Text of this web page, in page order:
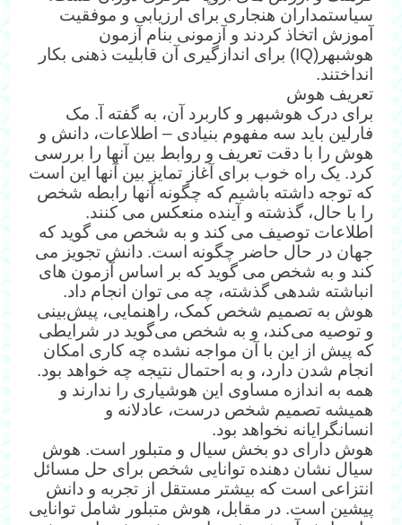
سیاستمداران هنجاری برای ارزیابی و موفقیت
آموزش اتخاذ کردند و آزمونی بنام آزمون
هوش‎بهر(IQ) برای اندازگیری آن قابلیت ذهنی بکار
انداختند.
تعریف هوش
برای درک هوش‎بهر و کاربرد آن، به گفته آ. مک
فارلین باید سه مفهوم بنیادی – اطلاعات، دانش و
هوش را با دقت تعریف و روابط بین آنها را بررسی
کرد. یک راه خوب برای آغاز تمایز بین آنها این است
که توجه داشته باشیم که چگونه آنها رابطه شخص
را با حال، گذشته و آینده منعکس می کنند.
اطلاعات توصیف می کند و به شخص می گوید که
جهان در حال حاضر چگونه است. دانش تجویز می
کند و به شخص می گوید که بر اساس آزمون های
انباشته شده‎ی گذشته، چه می توان انجام داد.
هوش به تصمیم شخص کمک، راهنمایی، پیش‌بینی
و توصیه می‌کند، و به شخص می‌گوید در شرایطی
که پیش از این با آن مواجه نشده‌ چه کاری امکان
انجام شدن دارد، و به احتمال نتیجه چه خواهد بود.
همه به اندازه مساوی این هوشیاری را ندارند و
همیشه تصمیم شخص درست، عادلانه و
انسانگرایانه نخواهد بود.
هوش دارای دو بخش سیال و متبلور است. هوش
سیال نشان دهنده توانایی شخص برای حل مسائل
انتزاعی است که بیشتر مستقل از تجربه و دانش
پیشین است. در مقابل، هوش متبلور شامل توانایی